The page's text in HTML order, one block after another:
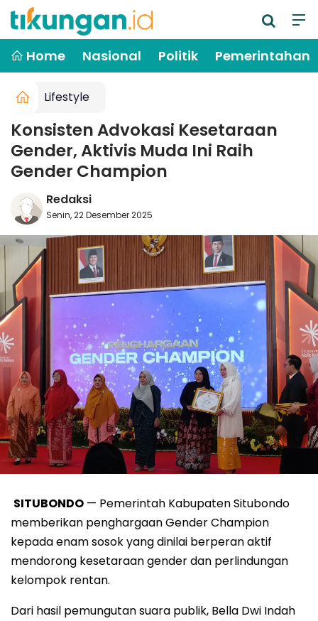
Home Nasional Politik Pemerintahan
Lifestyle
Konsisten Advokasi Kesetaraan
Gender, Aktivis Muda Ini Raih
Gender Champion
Redaksi
Senin, 22 Desember 2025
SITUBONDO — Pemerintah Kabupaten Situbondo
memberikan penghargaan Gender Champion
kepada enam sosok yang dinilai berperan aktif
mendorong kesetaraan gender dan perlindungan
kelompok rentan.
Dari hasil pemungutan suara publik, Bella Dwi Indah